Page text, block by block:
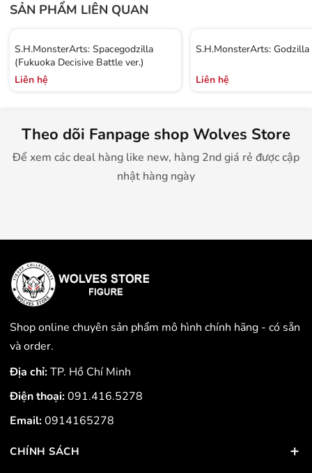
SẢN PHẨM LIÊN QUAN
S.H.MonsterArts: Spacegodzilla
(Fukuoka Decisive Battle ver.)
Liên hệ
S.H.MonsterArts:
Liên hệ
Theo dõi Fanpage shop Wolves Store
Để xem các deal hàng like new, hàng 2nd giá rẻ được cập
nhật hàng ngày
Shop online chuyên sản phẩm mô hình chính hãng - có sẵn
và order.
Địa chỉ:TP. Hồ Chí Minh
Điện thoại:091.416.5278
Email:0914165278
CHÍNH SÁCH